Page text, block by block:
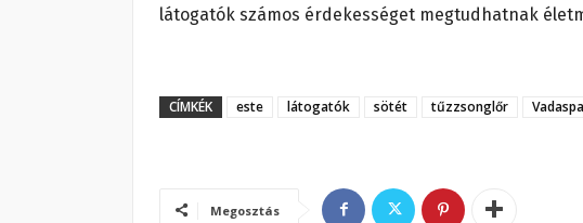
látogatók számos érdekességet megtudhatnak
CÍMKÉK este látogatók sötét tűzzsonglőr
Megosztás